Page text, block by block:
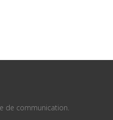
de communication.